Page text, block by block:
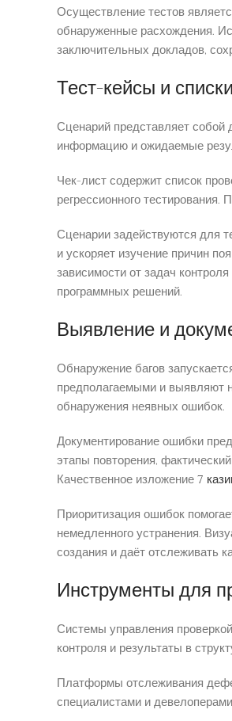
Осуществление тестов
обнаруженные расхождения.
заключительных докладов,
Тест-кейсы и
Сценарий представляет собой
информацию и ожидаемые
Чек-лист содержит список
регрессионного
Сценарии задействуются для
и ускоряет изучение причин
зависимости от задач
программных решений.
Выявление и
Обнаружение багов
предполагаемыми и выявляют
обнаружения неявных ошибок.
Документирование ошибки
этапы повторения,
Качественное изложение7
Приоритизация ошибок
немедленного устранения.
создания и даёт отслеживать
Инструменты для
Системы управления
контроля и результаты в
Платформы отслеживания
специалистами и